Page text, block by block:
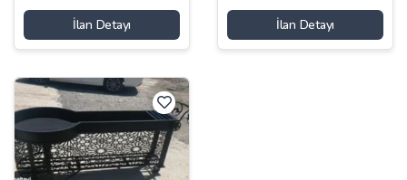
İlan Detayı İlan Detayı